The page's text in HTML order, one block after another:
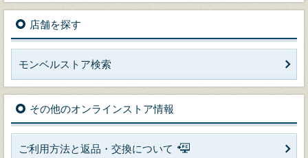
店舗を探す
モンベルストア検索
その他のオンラインストア情報
ご利用方法と返品・交換について